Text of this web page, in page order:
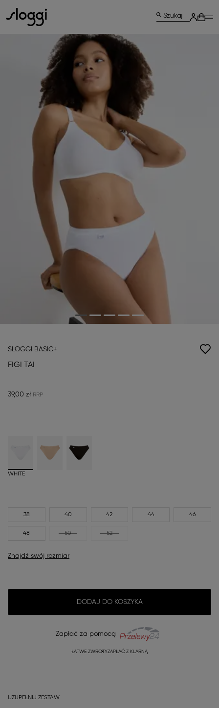
Szukaj
SLOGGI BASIC+
FIGI TAI
39,00 zł
WHITE
38 40 42 44 46
48 50 52
Znajdź swój rozmiar
DODAJ DO KOSZYKA
Zapłać za pomocą
ŁATWE ZWROTYZAPŁAĆ Z KLARNĄ
UZUPEŁNIJ ZESTAW